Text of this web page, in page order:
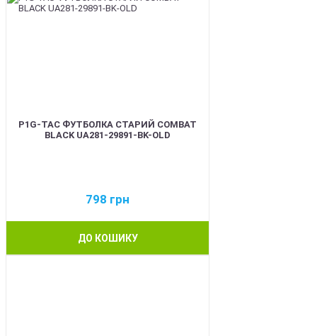
P1G-TAC ФУТБОЛКА СТАРИЙ COMBAT
BLACK UA281-29891-BK-OLD
798 грн
ДО КОШИКУ